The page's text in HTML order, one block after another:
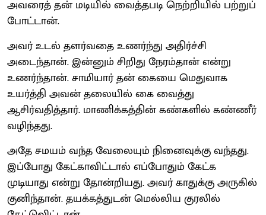
அவரைத் தன் மடியில் வைத்தபடி நெற்றியில் பற்றுப்
போட்டான்.
அவர் உடல் தளர்வதை உணர்ந்து அதிர்ச்சி
அடைந்தான். இன்னும் சிறிது நேரம்தான் என்று
உணர்ந்தான். சாமியார் தன் கையை மெதுவாக
உயர்த்தி அவன் தலையில் கை வைத்து
ஆசிர்வதித்தார். மாணிக்கத்தின் கண்களில் கண்ணீர்
வழிந்தது.
அதே சமயம் வந்த வேலையும் நினைவுக்கு வந்தது.
இப்போது கேட்காவிட்டால் எப்போதும் கேட்க
முடியாது என்று தோன்றியது. அவர் காதுக்கு அருகில்
குனிந்தான். தயக்கத்துடன் மெல்லிய குரலில்